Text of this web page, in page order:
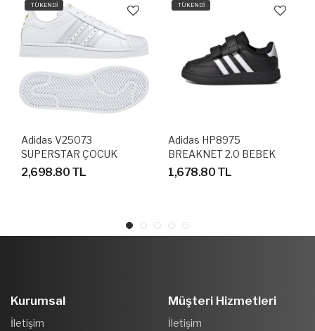
TÜKENDİ
Adidas V25073
SUPERSTAR ÇOCUK
AYAKKABI
2,698.80 TL
TÜKENDİ
Adidas HP8975
BREAKNET 2.0 BEBEK
SPOR AYAKKABI
1,678.80 TL
Kurumsal
İletişim
Müşteri Hizmetleri
İletişim